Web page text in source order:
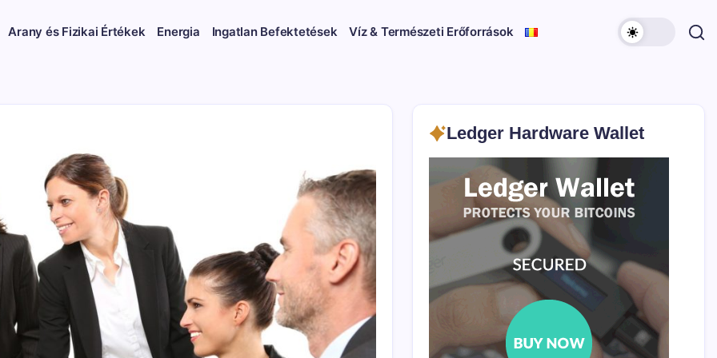
Arany és Fizikai Értékek Energia Ingatlan Befektetések Víz & Természeti Erőforrások
Ledger Hardware Wallet